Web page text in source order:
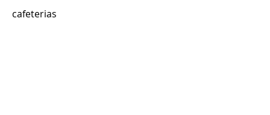
cafeterias